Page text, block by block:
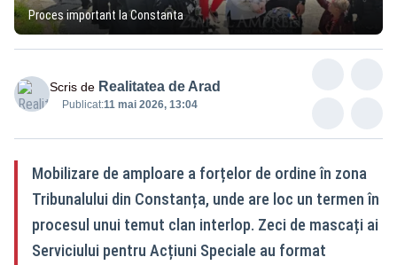
Proces important la Constanta
Scris de Realitatea de Arad
Publicat:11 mai 2026, 13:04
Mobilizare de amploare a forțelor de ordine în zona
Tribunalului din Constanța, unde are loc un termen în
procesul unui temut clan interlop. Zeci de mascați ai
Serviciului pentru Acțiuni Speciale au format